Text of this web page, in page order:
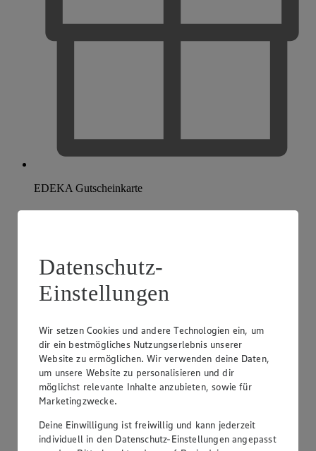
EDEKA Gutscheinkarte
Datenschutz-
Einstellungen
Wir setzen Cookies und andere Technologien ein, um
dir ein bestmögliches Nutzungserlebnis unserer
Website zu ermöglichen. Wir verwenden deine Daten,
um unsere Website zu personalisieren und dir
möglichst relevante Inhalte anzubieten, sowie für
Marketingzwecke.
Deine Einwilligung ist freiwillig und kann jederzeit
individuell in den Datenschutz-Einstellungen angepasst